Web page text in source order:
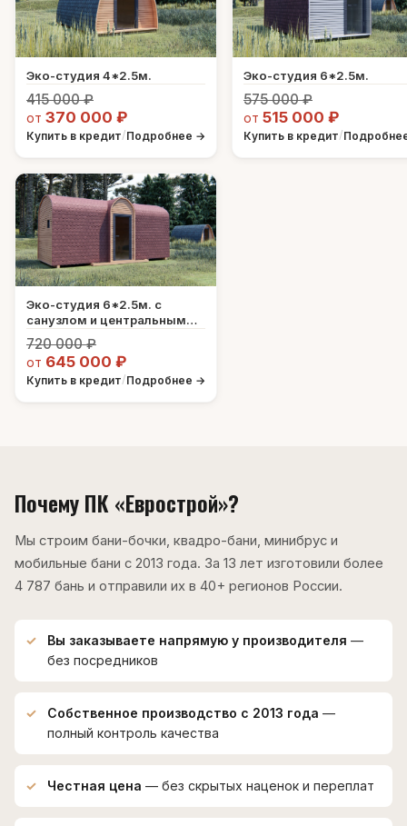
Эко-студия 4*2.5м.
415 000 ₽
от 370 000 ₽
Купить в кредит/Подробнее →
Эко-студия 6*2.5м.
575 000 ₽
от 515 000 ₽
Купить в кредит/
Эко-студия 6*2.5м. с
санузлом и центральным
входом
720 000 ₽
от 645 000 ₽
Купить в кредит/Подробнее →
Почему ПК «Еврострой»?
Мы строим бани-бочки, квадро-бани, минибрус и
мобильные бани с 2013 года. За 13 лет изготовили более
4 787 бань и отправили их в 40+ регионов России.
Вы заказываете напрямую у производителя —
без посредников
Собственное производство с 2013 года —
полный контроль качества
Честная цена — без скрытых наценок и переплат